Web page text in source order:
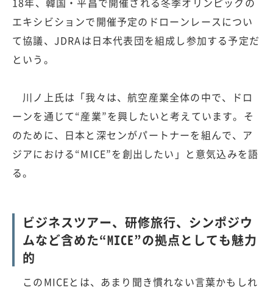
エキシビションで開催予定のドローンレースについ
て協議、JDRAは日本代表団を組成し参加する予定だ
という。
川ノ上氏は「我々は、航空産業全体の中で、ドロ
ーンを通じて“産業”を興したいと考えています。そ
のために、日本と深センがパートナーを組んで、ア
ジアにおける“MICE”を創出したい」と意気込みを語
る。
ビジネスツアー、研修旅行、シンポジウ
ムなど含めた“MICE”の拠点としても魅力
的
このMICEとは、あまり聞き慣れない言葉かもしれ